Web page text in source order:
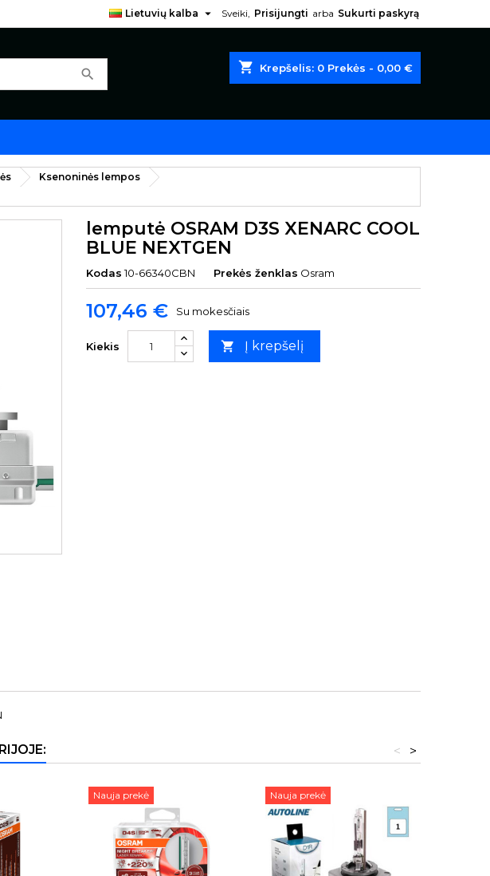
Sveiki, Prisijungti arba Sukurti paskyrą
Lietuvių kalba 
shopping_cart Krepšelis: 0 Prekės - 0,00 €
search
Ksenoninės lempos
lemputė OSRAM D3S XENARC COOL
BLUE NEXTGEN
Kodas 10-66340CBN Prekės ženklas Osram
107,46 € Su mokesčiais
Kiekis  Į krepšelį
>
<
Nauja prekė Nauja prekė